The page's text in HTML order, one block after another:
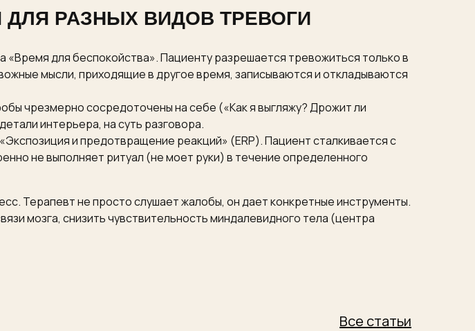
РАЗНЫХ ВИДОВ ТРЕВОГИ
«Время для беспокойства». Пациенту разрешается тревожиться только в
мысли, приходящие в другое время, записываются и откладываются
чрезмерно сосредоточены на себе («Как я выгляжу? Дрожит ли
интерьера, на суть разговора.
и предотвращение реакций» (ERP). Пациент сталкивается с
не выполняет ритуал (не моет руки) в течение определенного
Терапевт не просто слушает жалобы, он дает конкретные инструменты.
мозга, снизить чувствительность миндалевидного тела (центра
Все статьи